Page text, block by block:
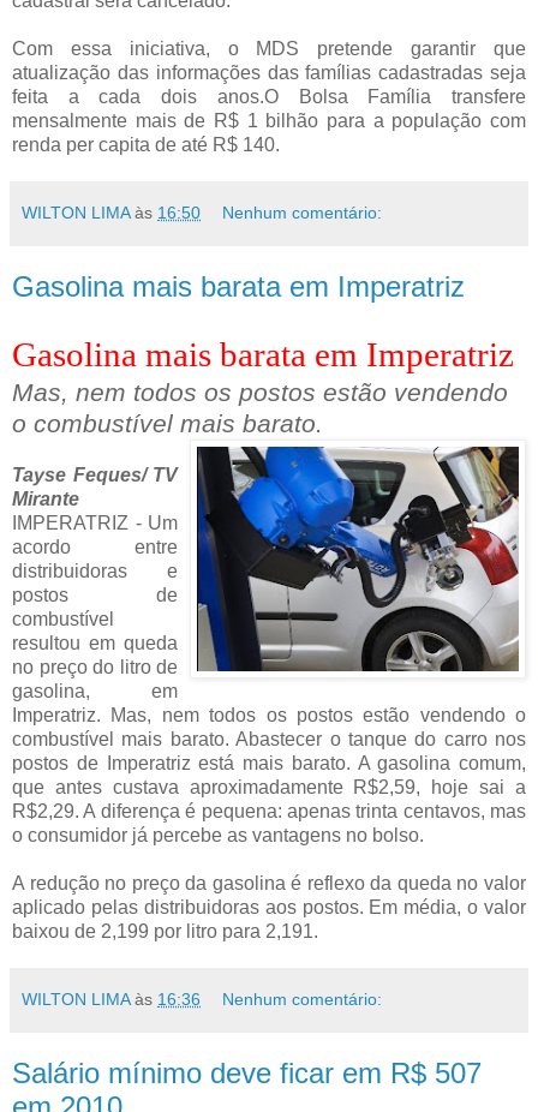
Com essa iniciativa, o MDS pretende garantir que
atualização das informações das famílias cadastradas seja
feita a cada dois anos.O Bolsa Família transfere
mensalmente mais de R$ 1 bilhão para a população com
renda per capita de até R$ 140.
WILTON LIMA às 16:50 Nenhum comentário:
Gasolina mais barata em Imperatriz
Gasolina mais barata em Imperatriz
Mas, nem todos os postos estão vendendo
o combustível mais barato.
Tayse Feques/ TV
Mirante
IMPERATRIZ - Um
acordo entre
distribuidoras e
postos de
combustível
resultou em queda
no preço do litro de
gasolina, em
Imperatriz. Mas, nem todos os postos estão vendendo o
combustível mais barato. Abastecer o tanque do carro nos
postos de Imperatriz está mais barato. A gasolina comum,
que antes custava aproximadamente R$2,59, hoje sai a
R$2,29. A diferença é pequena: apenas trinta centavos, mas
o consumidor já percebe as vantagens no bolso.
A redução no preço da gasolina é reflexo da queda no valor
aplicado pelas distribuidoras aos postos. Em média, o valor
baixou de 2,199 por litro para 2,191.
WILTON LIMA às 16:36 Nenhum comentário:
Salário mínimo deve ficar em R$ 507